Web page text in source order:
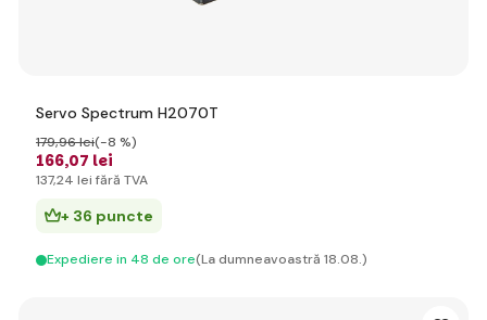
Servo Spectrum H2070T
166,07 lei
179,96 lei(-8 %)
137,24 lei fără TVA
+ 36 puncte
Expediere in 48 de ore(La dumneavoastră 18.08.)